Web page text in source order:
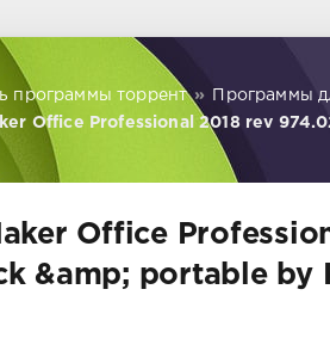
программы торрент »
Программы
Office Professional 2018 rev
Office
&amp; portable by